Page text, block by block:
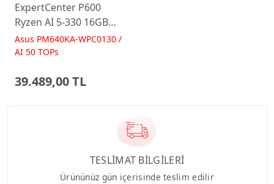
ExpertCenter P600
Ryzen AI 5-330 16GB
512GB 23.8 FreeDos
Beyaz AI-Powered AIO
Asus PM640KA-WPC0130 /
AI 50 TOPs
39.489,00 TL
TESLİMAT BİLGİLERİ
Ürününüz gün içerisinde teslim edilir